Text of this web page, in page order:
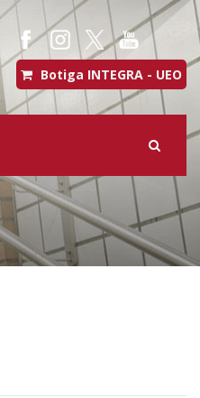
Botiga INTEGRA - UEO